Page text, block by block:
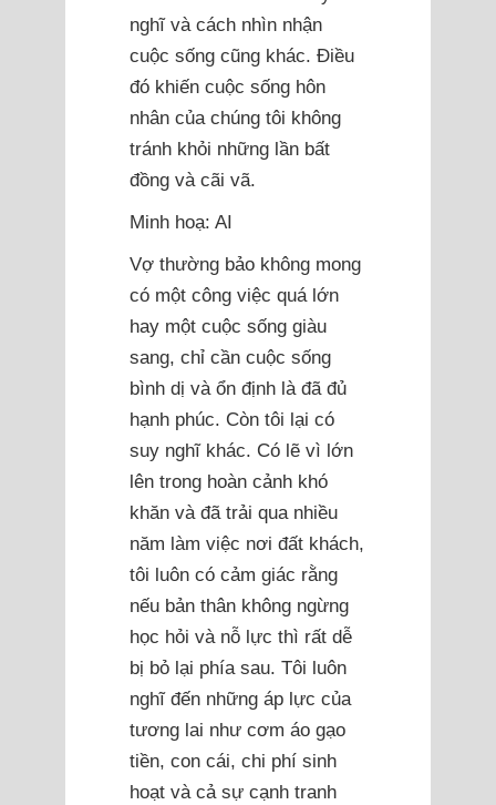
nghĩ và cách nhìn nhận
cuộc sống cũng khác. Điều
đó khiến cuộc sống hôn
nhân của chúng tôi không
tránh khỏi những lần bất
đồng và cãi vã.
Minh hoạ: AI
Vợ thường bảo không mong
có một công việc quá lớn
hay một cuộc sống giàu
sang, chỉ cần cuộc sống
bình dị và ổn định là đã đủ
hạnh phúc. Còn tôi lại có
suy nghĩ khác. Có lẽ vì lớn
lên trong hoàn cảnh khó
khăn và đã trải qua nhiều
năm làm việc nơi đất khách,
tôi luôn có cảm giác rằng
nếu bản thân không ngừng
học hỏi và nỗ lực thì rất dễ
bị bỏ lại phía sau. Tôi luôn
nghĩ đến những áp lực của
tương lai như cơm áo gạo
tiền, con cái, chi phí sinh
hoạt và cả sự cạnh tranh